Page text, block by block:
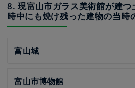
8. 現富山市ガラス美術館が建つ
時中にも焼け残った建物の当時
富山城
富山市博物館